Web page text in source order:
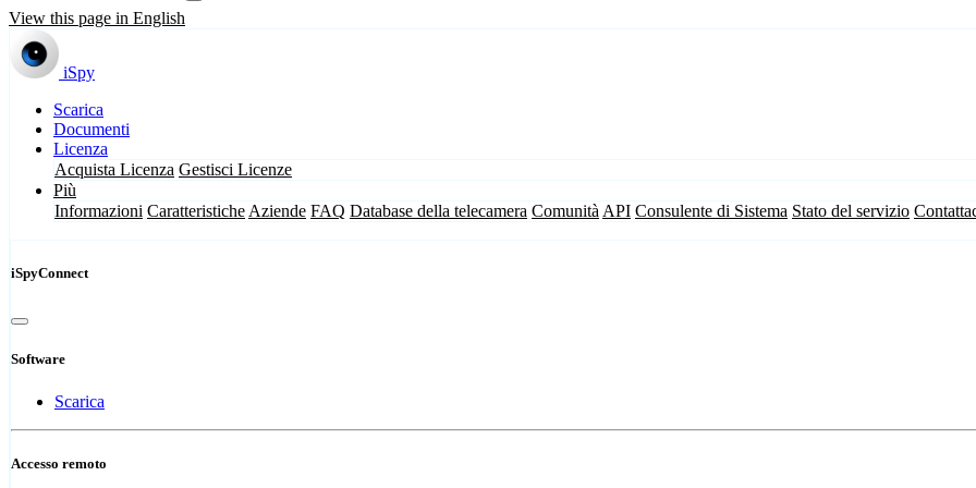
View this page in English
iSpy
Scarica
Documenti
Licenza
Acquista Licenza Gestisci Licenze
Più
Informazioni Caratteristiche Aziende FAQ Database della telecamera Comunità API Consulente di Sistema Stato del servizio
iSpyConnect
Software
Scarica
Accesso remoto